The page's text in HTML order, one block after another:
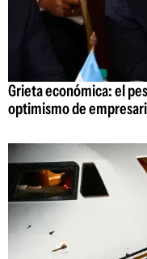
Grieta económica: el
optimismo de